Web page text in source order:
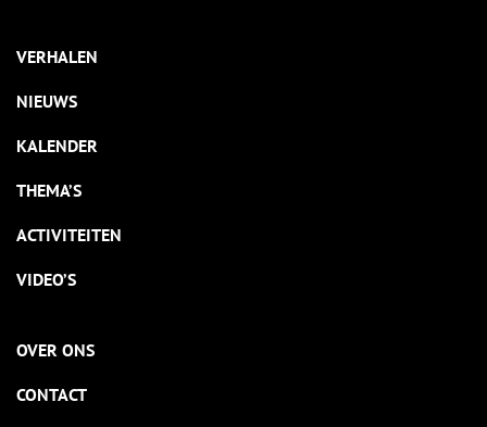
VERHALEN
NIEUWS
KALENDER
THEMA’S
ACTIVITEITEN
VIDEO’S
OVER ONS
CONTACT